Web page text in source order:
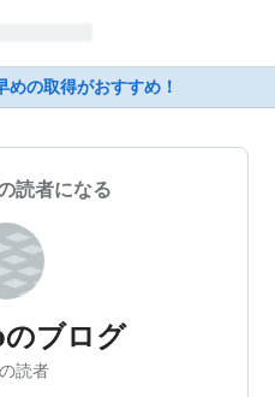
めの取得がおすすめ！
読者になる
ブログ
読者